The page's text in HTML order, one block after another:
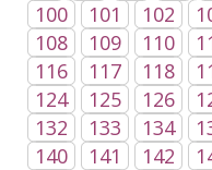
100
101 102
108
109 110
116
117 118
124
125 126
132
133 134
140
141 142